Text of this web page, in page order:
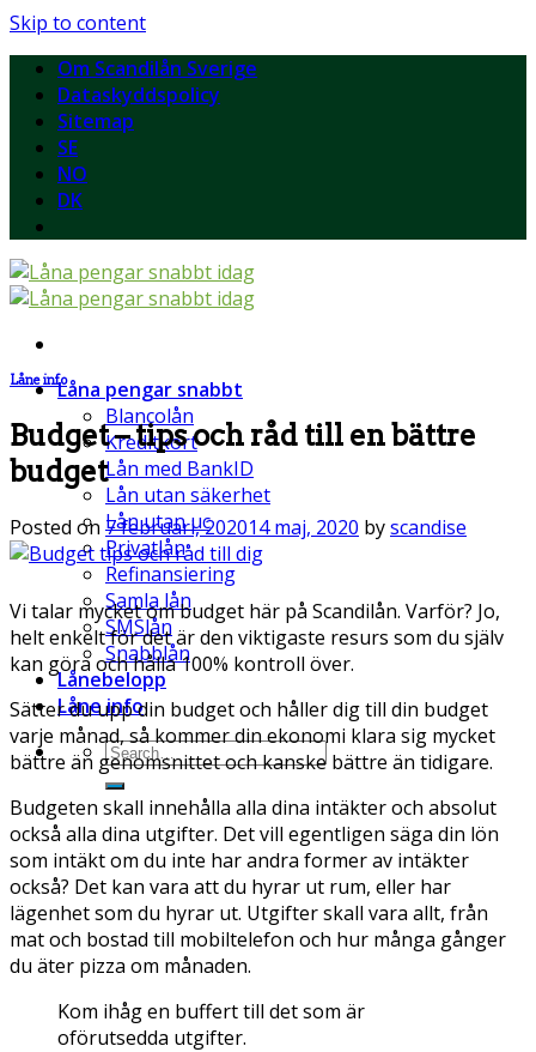
Skip to content
Om Scandilån Sverige
Dataskyddspolicy
Sitemap
SE
NO
DK
Låna pengar snabbt
Blancolån
Kreditkort
Lån med BankID
Lån utan säkerhet
Lån utan uc
Privatlån
Refinansiering
Samla lån
SMSlån
Snabblån
Lånebelopp
Låne info
Låne info
Budget – tips och råd till en bättre
budget
Posted on 7 februari, 202014 maj, 2020 byscandise
Vi talar mycket om budget här på Scandilån. Varför? Jo,
helt enkelt för det är den viktigaste resurs som du själv
kan göra och hålla 100% kontroll över.
Sätter du upp din budget och håller dig till din budget
varje månad, så kommer din ekonomi klara sig mycket
bättre än genomsnittet och kanske bättre än tidigare.
Budgeten skall innehålla alla dina intäkter och absolut
också alla dina utgifter. Det vill egentligen säga din lön
som intäkt om du inte har andra former av intäkter
också? Det kan vara att du hyrar ut rum, eller har
lägenhet som du hyrar ut. Utgifter skall vara allt, från
mat och bostad till mobiltelefon och hur många gånger
du äter pizza om månaden.
Kom ihåg en buffert till det som är
oförutsedda utgifter.